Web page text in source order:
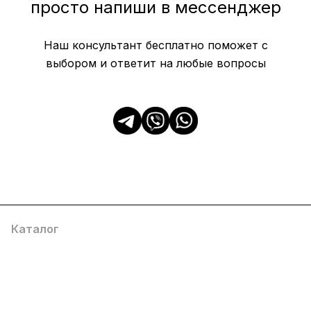
просто напиши в мессенджер
Наш консультант бесплатно поможет с
выбором и ответит на любые вопросы
Каталог